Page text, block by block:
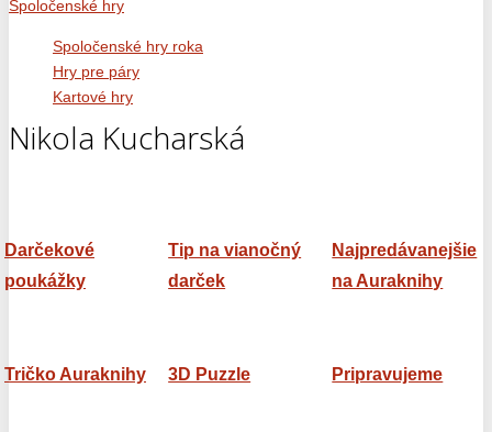
Spoločenské hry
Spoločenské hry roka
Hry pre páry
Kartové hry
Nikola Kucharská
Darčekové
poukážky
Tip na vianočný
darček
Najpredávanejšie
na Auraknihy
Tričko Auraknihy 3D Puzzle Pripravujeme